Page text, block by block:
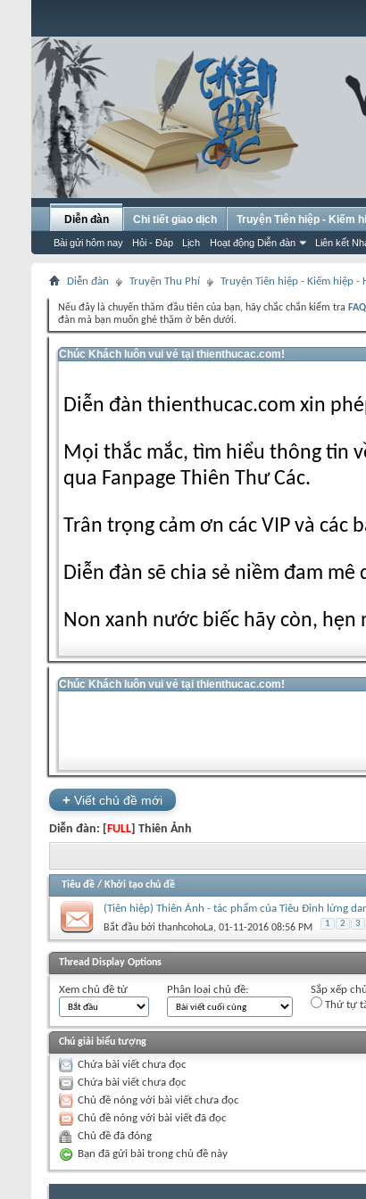
Diễn đàn
Bài gửi hôm nay Hỏi - Đáp Lịch Hoạt động Diễn đàn Liên kết
Chi tiết giao dịch Truyện Tiên hiệp - Kiếm
Diễn đàn Truyện Thu Phí Truyện Tiên hiệp - Kiếm hiệp -
Nếu đây là chuyến thăm đầu tiên của bạn, hãy chắc chắn kiểm tra FAQ
đàn mà bạn muốn ghé thăm ở bên dưới.
Chúc Khách luôn vui vẻ tại thienthucac.com!
Diễn đàn thienthucac.com xin
Mọi thắc mắc, tìm hiểu thông tin
qua Fanpage Thiên Thư Các.
Trân trọng cảm ơn các VIP và các
Diễn đàn sẽ chia sẻ niềm đam
Non xanh nước biếc hãy còn, hẹn
Chúc Khách luôn vui vẻ tại thienthucac.com!
+ Viết chủ đề mới
Diễn đàn: [FULL] Thiên Ảnh
Tiêu đề / Khởi tạo chủ đề
(Tiên hiệp) Thiên Ảnh - tác phẩm của Tiêu Đỉnh lừng
Bắt đầu bởi thanhcohoLa‎, 01-11-2016 08:56 PM 1 2 3
+Viết chủ đề mới
Thread Display Options
Xem chủ đề từ Phân loại chủ đề:
Sắp xếp
Thứ tự
Chú giải biểu tượng
Chứa bài viết chưa đọc
Chứa bài viết chưa đọc
Chủ đề nóng với bài viết chưa đọc
Chủ đề nóng với bài viết đã đọc
Chủ đề đã đóng
Bạn đã gửi bài trong chủ đề này